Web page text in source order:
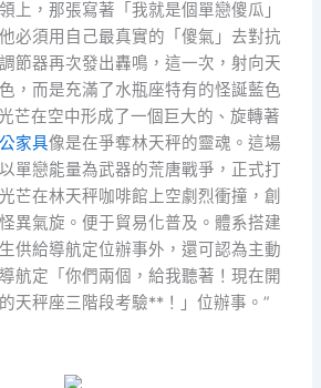
上，那張寫著「我就是個單戀傻瓜」
必須用自己最真實的「傻氣」去對抗
節器再次發出轟鳴，這一次，射向天
，而是充滿了水瓶座特有的怪誕藍色
芒在空中形成了一個巨大的、旋轉著
家具像是在爭奪林天秤的靈魂。這場
單戀能量為武器的荒唐戰爭，正式打
芒在林天秤咖啡館上空劇烈衝撞，創
異氣旋。便于貿易化普及。體系搭建
供給導航定位辦事外，還可認為主動
航定「你們兩個，給我聽著！現在開
天秤座三階段考驗**！」位辦事。”